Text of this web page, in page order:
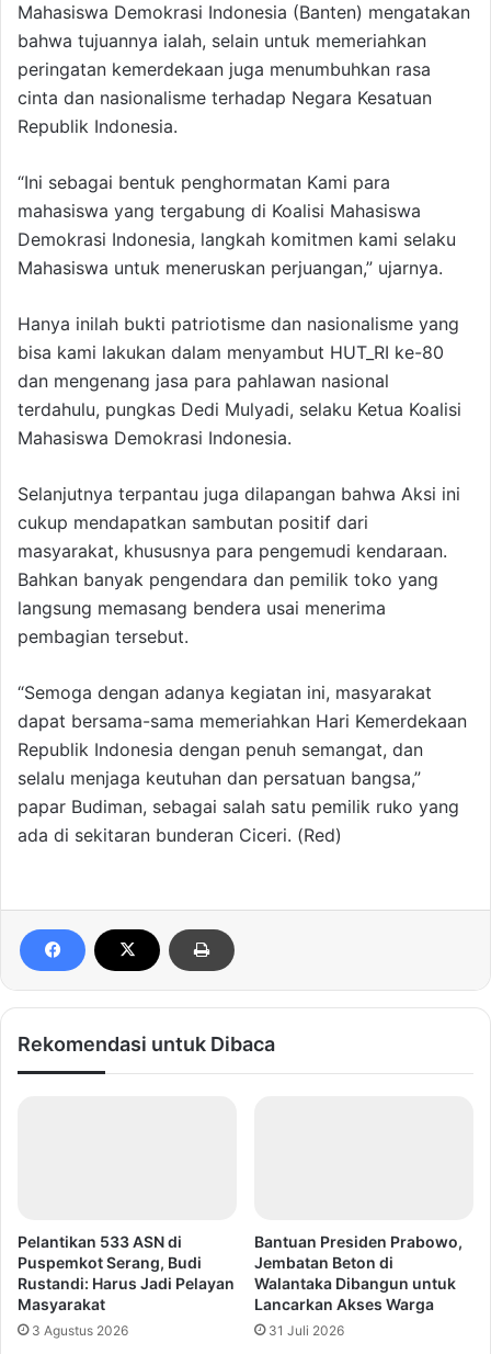
Mahasiswa Demokrasi Indonesia (Banten) mengatakan
bahwa tujuannya ialah, selain untuk memeriahkan
peringatan kemerdekaan juga menumbuhkan rasa
cinta dan nasionalisme terhadap Negara Kesatuan
Republik Indonesia.
“Ini sebagai bentuk penghormatan Kami para
mahasiswa yang tergabung di Koalisi Mahasiswa
Demokrasi Indonesia, langkah komitmen kami selaku
Mahasiswa untuk meneruskan perjuangan,” ujarnya.
Hanya inilah bukti patriotisme dan nasionalisme yang
bisa kami lakukan dalam menyambut HUT_RI ke-80
dan mengenang jasa para pahlawan nasional
terdahulu, pungkas Dedi Mulyadi, selaku Ketua Koalisi
Mahasiswa Demokrasi Indonesia.
Selanjutnya terpantau juga dilapangan bahwa Aksi ini
cukup mendapatkan sambutan positif dari
masyarakat, khususnya para pengemudi kendaraan.
Bahkan banyak pengendara dan pemilik toko yang
langsung memasang bendera usai menerima
pembagian tersebut.
“Semoga dengan adanya kegiatan ini, masyarakat
dapat bersama-sama memeriahkan Hari Kemerdekaan
Republik Indonesia dengan penuh semangat, dan
selalu menjaga keutuhan dan persatuan bangsa,”
papar Budiman, sebagai salah satu pemilik ruko yang
ada di sekitaran bunderan Ciceri. (Red)
Rekomendasi untuk Dibaca
Pelantikan 533 ASN di
Puspemkot Serang, Budi
Rustandi: Harus Jadi Pelayan
Masyarakat
3 Agustus 2026
Bantuan Presiden Prabowo,
Jembatan Beton di
Walantaka Dibangun untuk
Lancarkan Akses Warga
31 Juli 2026